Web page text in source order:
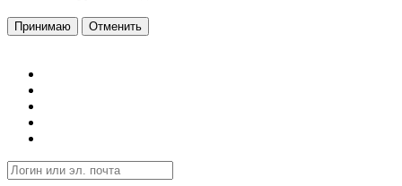
Принимаю Отменить